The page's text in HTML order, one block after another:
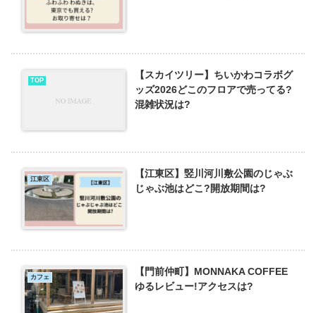
TOP
【スカイツリー】ちいかわコラボグ
ッズ2026どこのフロアで売ってる?
混雑状況は?
江東区
【江東区】竪川河川敷公園のじゃぶ
じゃぶ池はどこ?開放期間は?
カフェ
【門前仲町】MONNAKA COFFEE
ゆるレビュー!アクセスは?